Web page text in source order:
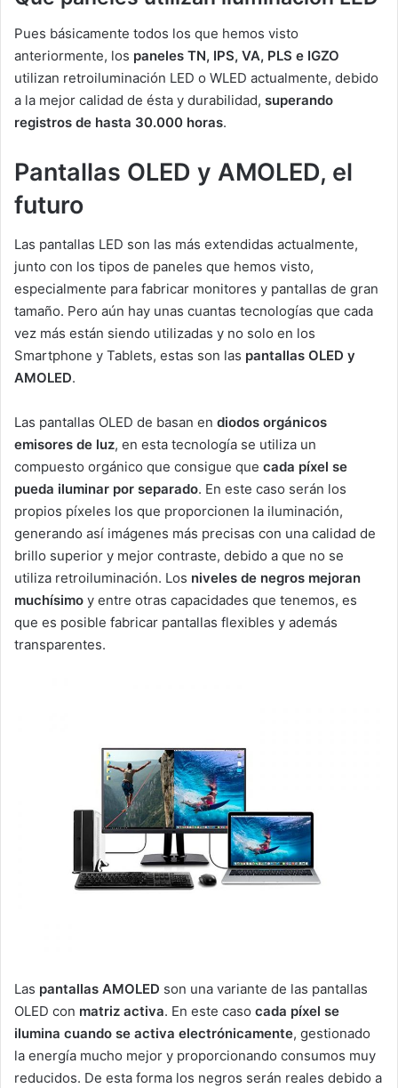
Pues básicamente todos los que hemos visto
anteriormente, los paneles TN, IPS, VA, PLS e IGZO
utilizan retroiluminación LED o WLED actualmente, debido
a la mejor calidad de ésta y durabilidad, superando
registros de hasta 30.000 horas.
Pantallas OLED y AMOLED, el
futuro
Las pantallas LED son las más extendidas actualmente,
junto con los tipos de paneles que hemos visto,
especialmente para fabricar monitores y pantallas de gran
tamaño. Pero aún hay unas cuantas tecnologías que cada
vez más están siendo utilizadas y no solo en los
Smartphone y Tablets, estas son las pantallas OLED y
AMOLED.
Las pantallas OLED de basan en diodos orgánicos
emisores de luz, en esta tecnología se utiliza un
compuesto orgánico que consigue que cada píxel se
pueda iluminar por separado. En este caso serán los
propios píxeles los que proporcionen la iluminación,
generando así imágenes más precisas con una calidad de
brillo superior y mejor contraste, debido a que no se
utiliza retroiluminación. Los niveles de negros mejoran
muchísimo y entre otras capacidades que tenemos, es
que es posible fabricar pantallas flexibles y además
transparentes.
Las pantallas AMOLED son una variante de las pantallas
OLED con matriz activa. En este caso cada píxel se
ilumina cuando se activa electrónicamente, gestionado
la energía mucho mejor y proporcionando consumos muy
reducidos. De esta forma los negros serán reales debido a